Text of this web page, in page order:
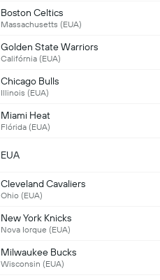
Boston Celtics
Massachusetts (EUA)
Golden State Warriors
Califórnia (EUA)
Chicago Bulls
Illinois (EUA)
Miami Heat
Flórida (EUA)
EUA
Cleveland Cavaliers
Ohio (EUA)
New York Knicks
Nova Iorque (EUA)
Milwaukee Bucks
Wisconsin (EUA)